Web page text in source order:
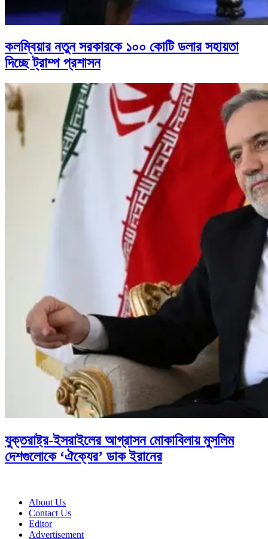
কলম্বিয়ার নতুন সরকারকে ১০০ কোটি ডলার সহায়তা
দিচ্ছে ট্রাম্প প্রশাসন
যুক্তরাষ্ট্র-ইসরাইলের আগ্রাসন মোকাবিলায় মুসলিম
দেশগুলোকে ‘ঐক্যের’ ডাক ইরানের
About Us
Contact Us
Editor
Advertisement